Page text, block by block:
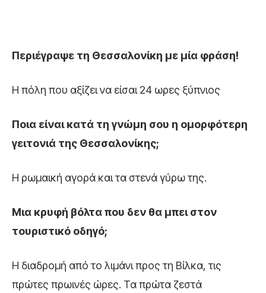
Περιέγραψε τη Θεσσαλονίκη με μία φράση!
Η πόλη που αξίζει να είσαι 24 ωρες ξύπνιος
Ποια είναι κατά τη γνώμη σου η ομορφότερη
γειτονιά της Θεσσαλονίκης;
Η ρωμαική αγορά και τα στενά γύρω της.
Μια κρυφή βόλτα που δεν θα μπει στον
τουριστικό οδηγό;
Η διαδρομή από το λιμάνι προς τη Βίλκα, τις
πρώτες πρωινές ώρες. Τα πρώτα ζεστά